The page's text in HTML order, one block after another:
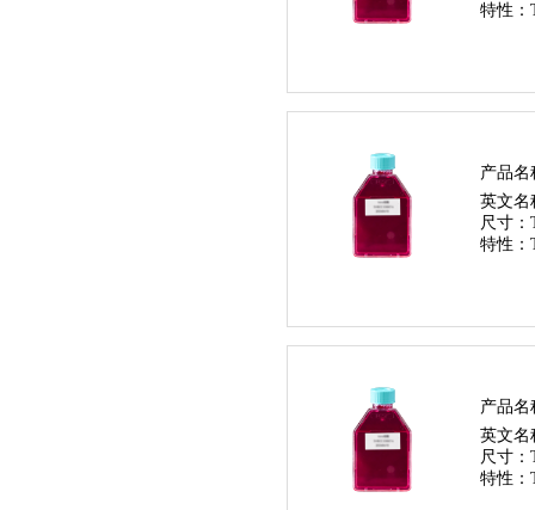
特性：
产品名
英文名
尺寸：
特性：
产品名
英文名
尺寸：
特性：